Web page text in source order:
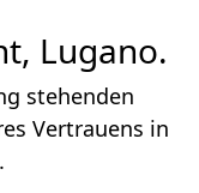
Lugano.
stehenden
Vertrauens in